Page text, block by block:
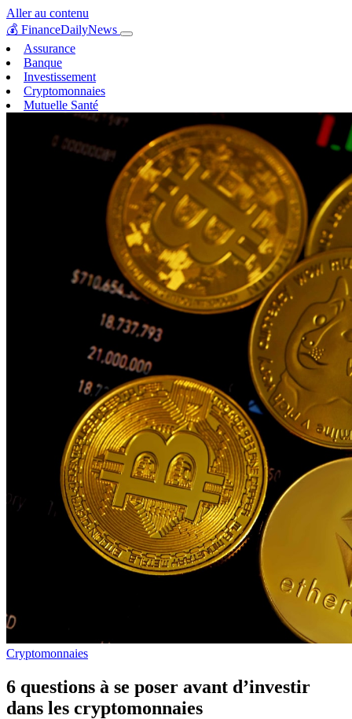
Aller au contenu
💰 FinanceDailyNews
Assurance
Banque
Investissement
Cryptomonnaies
Mutuelle Santé
Cryptomonnaies
6 questions à se poser avant d’investir
dans les cryptomonnaies